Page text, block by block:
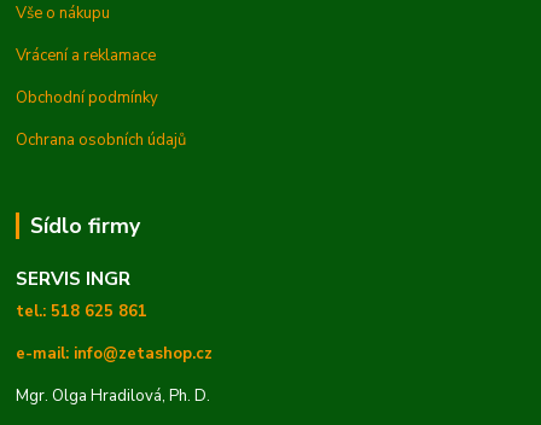
Vše o nákupu
Vrácení a reklamace
Obchodní podmínky
Ochrana osobních údajů
Sídlo firmy
SERVIS INGR
tel.: 518 625 861
e-mail: info@zetashop.cz
Mgr. Olga Hradilová, Ph. D.